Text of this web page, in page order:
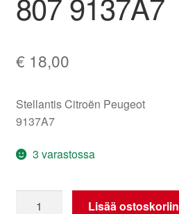
€ 18,00
Stellantis Citroën Peugeot
9137A7
3 varastossa
Lisää ostoskoriin